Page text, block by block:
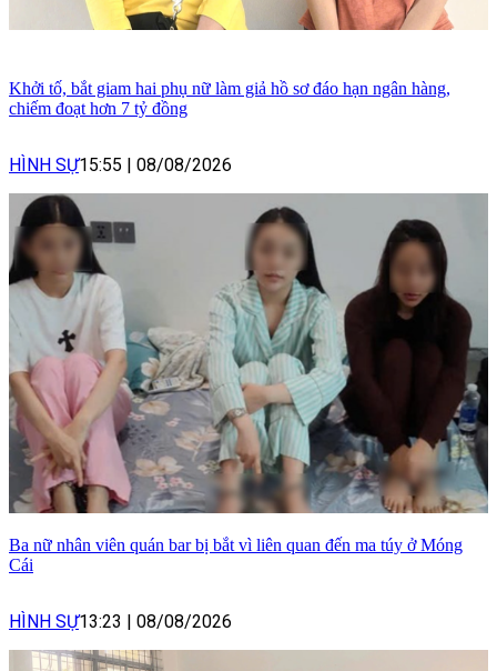
Khởi tố, bắt giam hai phụ nữ làm giả hồ sơ đáo hạn ngân hàng,
chiếm đoạt hơn 7 tỷ đồng
HÌNH SỰ15:55 | 08/08/2026
Ba nữ nhân viên quán bar bị bắt vì liên quan đến ma túy ở Móng
Cái
HÌNH SỰ13:23 | 08/08/2026